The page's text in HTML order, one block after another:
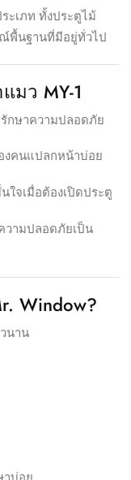
ะเภท ทั้งประตูไม้
พื้นฐานที่มีอยู่ทั่วไป
มว MY-1
กษาความปลอดภัย
งคนแปลกหน้าบ่อย
ใจเมื่อต้องเปิดประตู
วามปลอดภัยเป็น
Window?
นาน